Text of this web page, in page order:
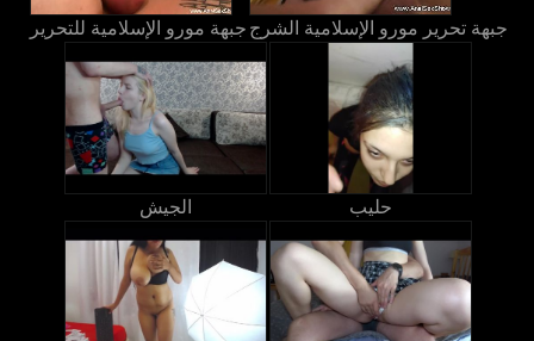
جبهة مورو الإسلامية للتحرير جبهة تحرير مورو الإسلامية الشرج
الجيش حليب